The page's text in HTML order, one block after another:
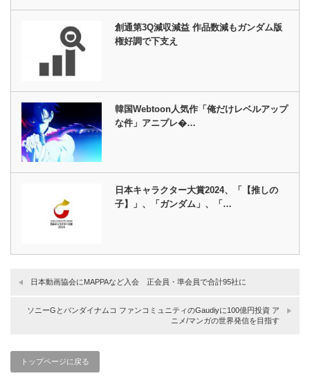
創通第3Q減収減益 作品数減もガンダム版
権好調で下支え
韓国Webtoon人気作「俺だけレベルアップ
な件」アニプレ�…
日本キャラクター大賞2024、「【推しの
子】」、「ガンダム」、「…
日本動画協会にMAPPAなど入会 正会員・準会員で合計95社に
ソニーGとバンダイナムコ ファンコミュニティのGaudiyに100億円投資 ア
ニメ/マンガの世界発信を目指す
トップページに戻る